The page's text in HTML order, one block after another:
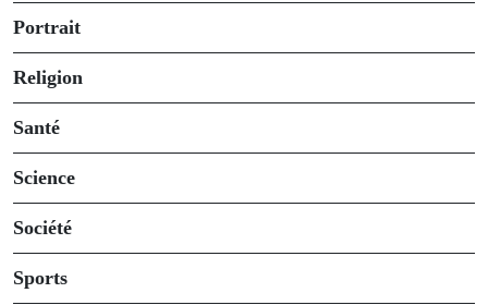
Portrait
Religion
Santé
Science
Société
Sports